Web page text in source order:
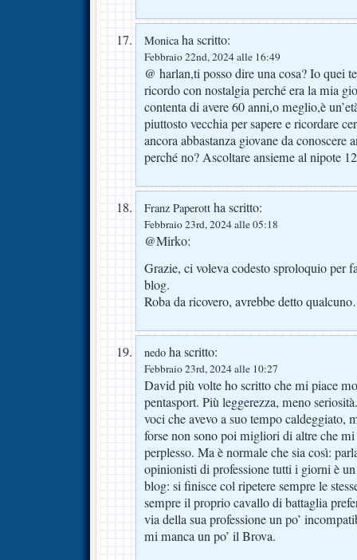
Monicaha scritto:
Febbraio 22nd, 2024 alle 16:49
@ harlan,ti posso dire una cosa? Io quei
ricordo con nostalgia perché era la mia
contenta di avere 60 anni,o meglio,è
piuttosto vecchia per sapere e ricordare
ancora abbastanza giovane da conoscere
perché no? Ascoltare ansieme al nipote
Franz Paperott ha scritto:
Febbraio 23rd, 2024 alle 05:18
@Mirko:
Grazie, ci voleva codesto sproloquio per
blog.
Roba da ricovero, avrebbe detto
nedo ha scritto:
Febbraio 23rd, 2024 alle 10:27
David più volte ho scritto che mi piace
pentasport. Più leggerezza, meno
voci che avevo a suo tempo caldeggiato,
forse non sono poi migliori di altre che
perplesso. Ma è normale che sia così:
opinionisti di professione tutti i giorni è
blog: si finisce col ripetere sempre le
sempre il proprio cavallo di battaglia
via della sua professione un po’
mi manca un po’ il Brova.